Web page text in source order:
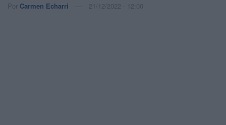
Por Carmen Echarri